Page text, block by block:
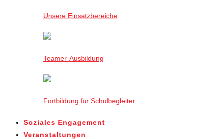
Unsere Einsatzbereiche
Teamer-Ausbildung
Fortbildung für Schulbegleiter
Soziales Engagement
Veranstaltungen